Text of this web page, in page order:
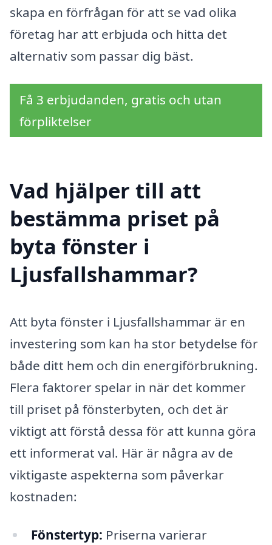
skapa en förfrågan för att se vad olika
företag har att erbjuda och hitta det
alternativ som passar dig bäst.
Få 3 erbjudanden, gratis och utan
förpliktelser
Vad hjälper till att
bestämma priset på
byta fönster i
Ljusfallshammar?
Att byta fönster i Ljusfallshammar är en
investering som kan ha stor betydelse för
både ditt hem och din energiförbrukning.
Flera faktorer spelar in när det kommer
till priset på fönsterbyten, och det är
viktigt att förstå dessa för att kunna göra
ett informerat val. Här är några av de
viktigaste aspekterna som påverkar
kostnaden:
Fönstertyp: Priserna varierar